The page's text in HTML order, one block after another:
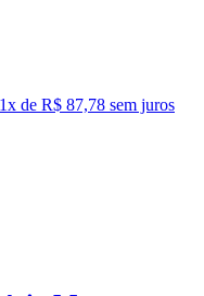
1x de R$ 87,78 sem juros